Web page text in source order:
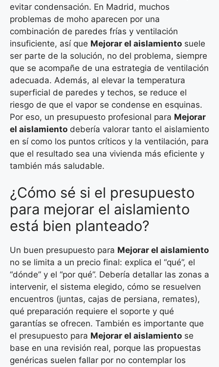
evitar condensación. En Madrid, muchos
problemas de moho aparecen por una
combinación de paredes frías y ventilación
insuficiente, así que Mejorar el aislamiento suele
ser parte de la solución, no del problema, siempre
que se acompañe de una estrategia de ventilación
adecuada. Además, al elevar la temperatura
superficial de paredes y techos, se reduce el
riesgo de que el vapor se condense en esquinas.
Por eso, un presupuesto profesional para Mejorar
el aislamiento debería valorar tanto el aislamiento
en sí como los puntos críticos y la ventilación, para
que el resultado sea una vivienda más eficiente y
también más saludable.
¿Cómo sé si el presupuesto
para mejorar el aislamiento
está bien planteado?
Un buen presupuesto para Mejorar el aislamiento
no se limita a un precio final: explica el “qué”, el
“dónde” y el “por qué”. Debería detallar las zonas a
intervenir, el sistema elegido, cómo se resuelven
encuentros (juntas, cajas de persiana, remates),
qué preparación requiere el soporte y qué
garantías se ofrecen. También es importante que
el presupuesto para Mejorar el aislamiento se
base en una revisión real, porque las propuestas
genéricas suelen fallar por no contemplar los